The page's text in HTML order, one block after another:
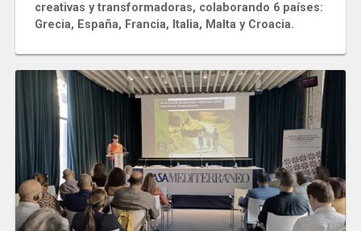
creativas y transformadoras, colaborando 6 países:
Grecia, España, Francia, Italia, Malta y Croacia.